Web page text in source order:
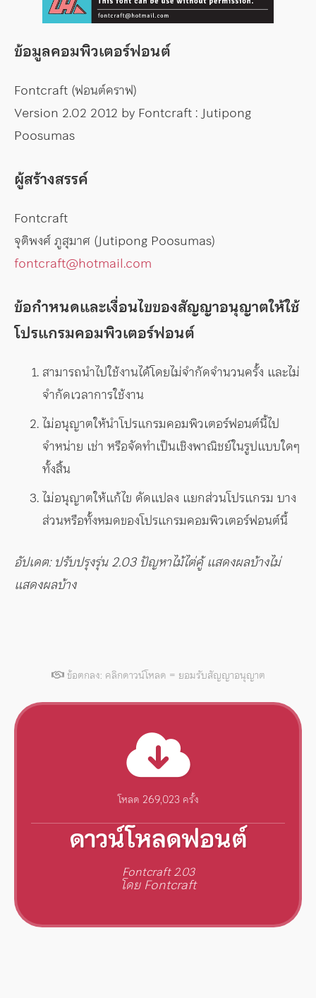
ข้อมูลคอมพิวเตอร์ฟอนต์
Fontcraft (ฟอนต์คราฟ)
Version 2.02 2012 by Fontcraft : Jutipong
Poosumas
ผู้สร้างสรรค์
Fontcraft
จุติพงศ์ ภูสุมาศ (Jutipong Poosumas)
fontcraft@hotmail.com
ข้อกำหนดและเงื่อนไขของสัญญาอนุญาตให้ใช้
โปรแกรมคอมพิวเตอร์ฟอนต์
สามารถนำไปใช้งานได้โดยไม่จำกัดจำนวนครั้ง และไม่
จำกัดเวลาการใช้งาน
ไม่อนุญาตให้นำโปรแกรมคอมพิวเตอร์ฟอนต์นี้ไป
จำหน่าย เช่า หรือจัดทำเป็นเชิงพาณิชย์ในรูปแบบใดๆ
ทั้งสิ้น
ไม่อนุญาตให้แก้ไข ดัดแปลง แยกส่วนโปรแกรม บาง
ส่วนหรือทั้งหมดของโปรแกรมคอมพิวเตอร์ฟอนต์นี้
อัปเดต: ปรับปรุงรุ่น 2.03 ปัญหาไม้ไต่คู้ แสดงผลบ้างไม่
แสดงผลบ้าง
ข้อตกลง: คลิกดาวน์โหลด = ยอมรับสัญญาอนุญาต
โหลด 269,023 ครั้ง
ดาวน์โหลดฟอนต์
Fontcraft 2.03
โดย Fontcraft